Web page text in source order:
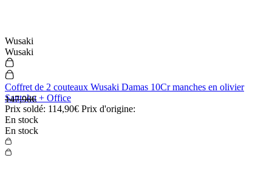
Wusaki
Wusaki
Coffret de 2 couteaux Wusaki Damas 10Cr manches en olivier
Santoku + Office
Prix soldé: 114,90€ Prix d'origine:
147,90€
En stock
En stock